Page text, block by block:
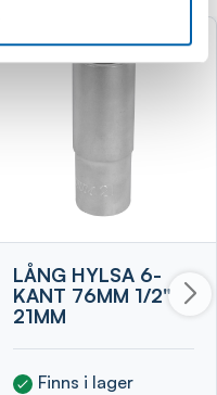
LÅNG HYLSA 6-
KANT 76MM 1/2"
21MM
Finns i lager